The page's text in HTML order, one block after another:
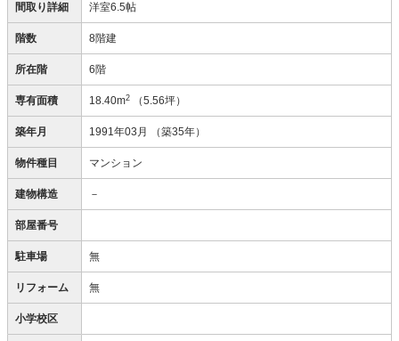
間取り詳細 洋室6.5帖
階数 8階建
所在階 6階
専有面積 18.40m2 （5.56坪）
築年月 1991年03月 （築35年）
物件種目 マンション
建物構造 －
部屋番号
駐車場 無
リフォーム 無
小学校区